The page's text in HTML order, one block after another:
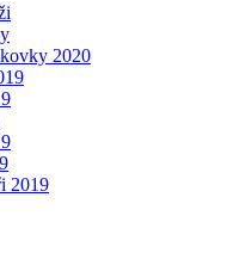
2020
2019